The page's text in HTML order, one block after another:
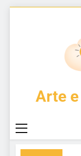
Arte